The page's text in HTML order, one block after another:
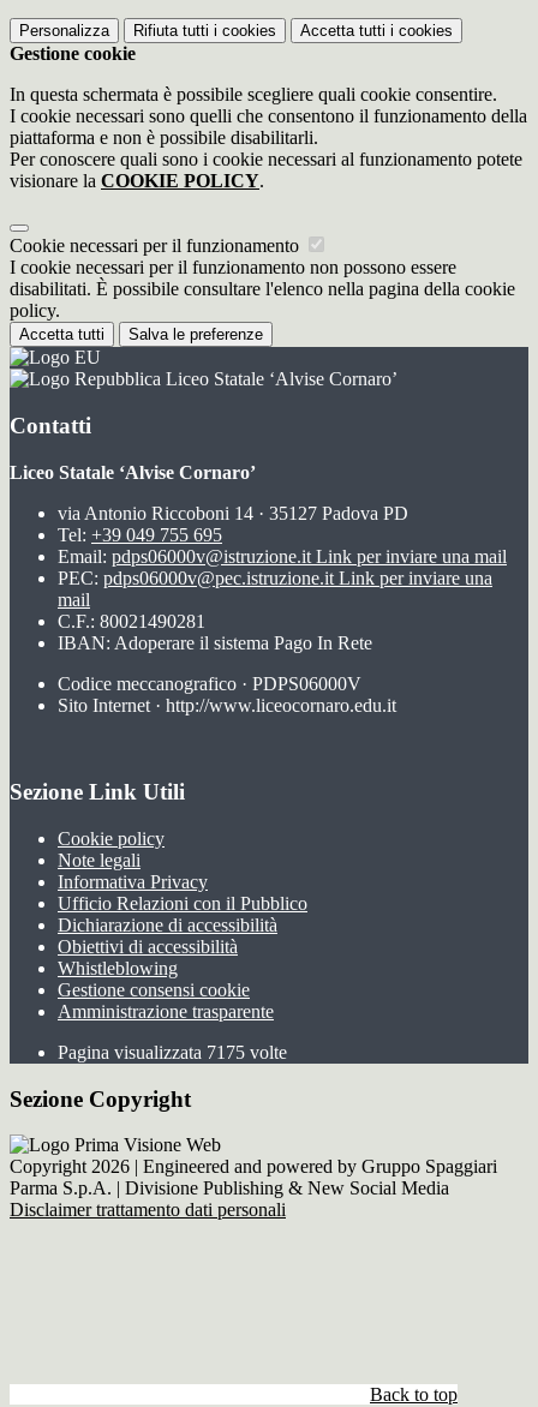
Personalizza Rifiuta tutti i cookies Accetta tutti i cookies
Gestione cookie
In questa schermata è possibile scegliere quali cookie consentire.
I cookie necessari sono quelli che consentono il funzionamento della
piattaforma e non è possibile disabilitarli.
Per conoscere quali sono i cookie necessari al funzionamento potete
visionare la COOKIE POLICY.
Cookie necessari per il funzionamento
I cookie necessari per il funzionamento non possono essere
disabilitati. È possibile consultare l'elenco nella pagina della cookie
policy.
Accetta tutti Salva le preferenze
Liceo Statale ‘Alvise Cornaro’
Contatti
Liceo Statale ‘Alvise Cornaro’
via Antonio Riccoboni 14 · 35127 Padova PD
Tel: +39 049 755 695
Email: pdps06000v@istruzione.it Link per inviare una mail
PEC: pdps06000v@pec.istruzione.it Link per inviare una
mail
C.F.: 80021490281
IBAN: Adoperare il sistema Pago In Rete
Codice meccanografico · PDPS06000V
Sito Internet · http://www.liceocornaro.edu.it
Sezione Link Utili
Cookie policy
Note legali
Informativa Privacy
Ufficio Relazioni con il Pubblico
Dichiarazione di accessibilità
Obiettivi di accessibilità
Whistleblowing
Gestione consensi cookie
Amministrazione trasparente
Pagina visualizzata 7175 volte
Sezione Copyright
Copyright 2026 | Engineered and powered by Gruppo Spaggiari
Parma S.p.A. | Divisione Publishing & New Social Media
Disclaimer trattamento dati personali
Back to top